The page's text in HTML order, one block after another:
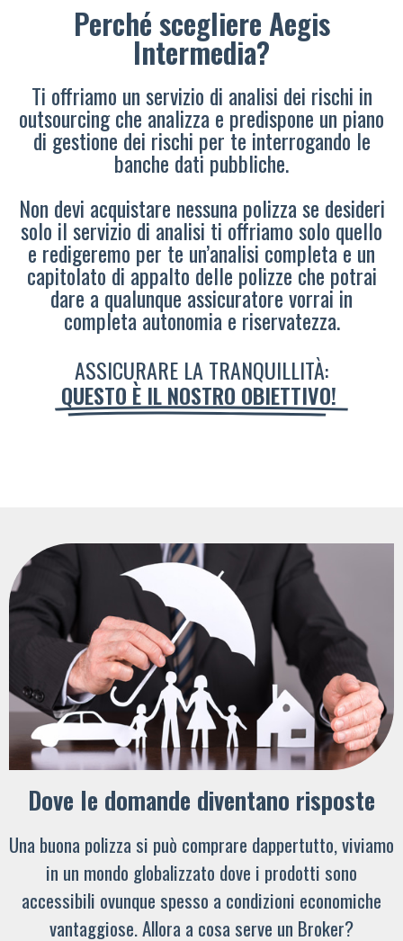
Perché scegliere Aegis
Intermedia?
Ti offriamo un servizio di analisi dei rischi in
outsourcing che analizza e predispone un piano
di gestione dei rischi per te interrogando le
banche dati pubbliche.
Non devi acquistare nessuna polizza se desideri
solo il servizio di analisi ti offriamo solo quello
e redigeremo per te un’analisi completa e un
capitolato di appalto delle polizze che potrai
dare a qualunque assicuratore vorrai in
completa autonomia e riservatezza.
ASSICURARE LA TRANQUILLITÀ:
QUESTO È IL NOSTRO OBIETTIVO!
Dove le domande diventano risposte
Una buona polizza si può comprare dappertutto, viviamo
in un mondo globalizzato dove i prodotti sono
accessibili ovunque spesso a condizioni economiche
vantaggiose. Allora a cosa serve un Broker?